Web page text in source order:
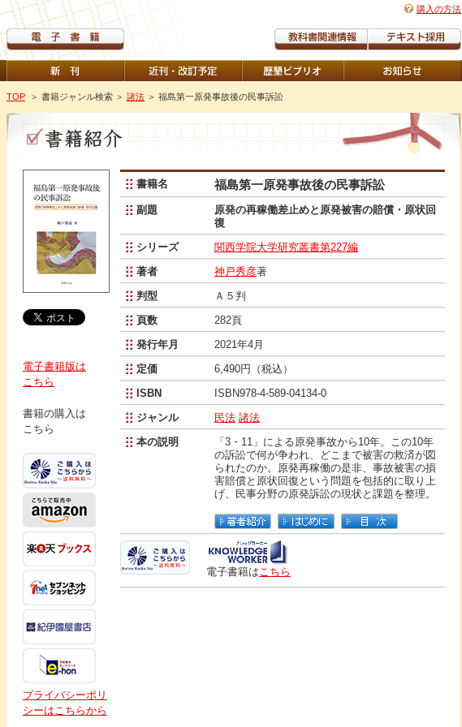
購入の方法
TOP ＞ 書籍ジャンル検索 ＞ 諸法 ＞ 福島第一原発事故後の民事訴訟
電子書籍版は
こちら
書籍の購入は
こちら
プライバシーポリ
シーはこちらから
書籍名 福島第一原発事故後の民事訴訟
副題
原発の再稼働差止めと原発被害の賠償・原状回
復
シリーズ
関西学院大学研究叢書第227編
著者
神戸秀彦著
判型
Ａ５判
頁数
282頁
発行年月
2021年4月
定価
6,490円（税込）
ISBN
ISBN978-4-589-04134-0
ジャンル
民法 諸法
本の説明
「3・11」による原発事故から10年。この10年
の訴訟で何が争われ、どこまで被害の救済が図
られたのか。原発再稼働の是非、事故被害の損
害賠償と原状回復という問題を包括的に取り上
げ、民事分野の原発訴訟の現状と課題を整理。
電子書籍はこちら